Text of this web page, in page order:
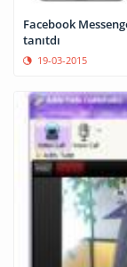
Facebook
tanıtdı
19-03-2015